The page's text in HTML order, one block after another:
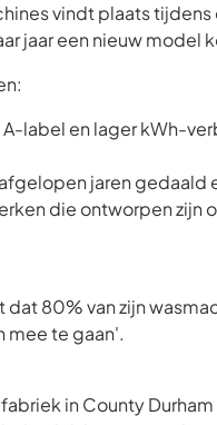
vindt plaats tijdens
jaar een nieuw model
label en lager kWh-
jaren gedaald
die ontworpen zijn
80% van zijn
mee te gaan'.
in County Durham